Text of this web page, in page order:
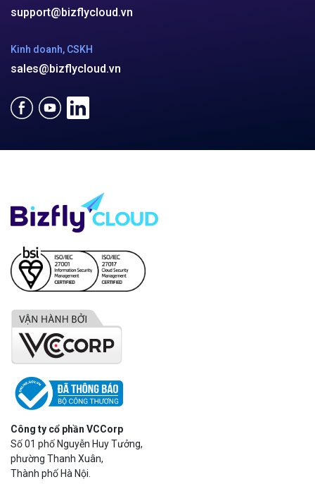
support@bizflycloud.vn
Kinh doanh, CSKH
sales@bizflycloud.vn
Công ty cổ phần VCCorp
Số 01 phố Nguyễn Huy Tưởng,
phường Thanh Xuân,
Thành phố Hà Nội.